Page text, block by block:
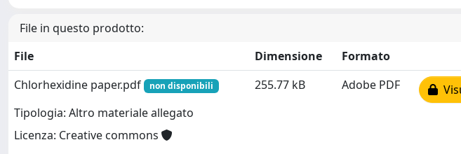
File in questo prodotto:
File
Dimensione
Formato
Chlorhexidine paper.pdf
non disponibili
Tipologia: Altro materiale allegato
Licenza: Creative commons
255.77 kB Adobe PDF